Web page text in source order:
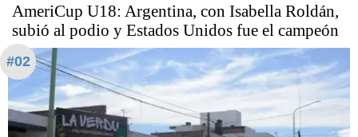
AmeriCup U18: Argentina, con Isabella Roldán,
subió al podio y Estados Unidos fue el campeón
#02